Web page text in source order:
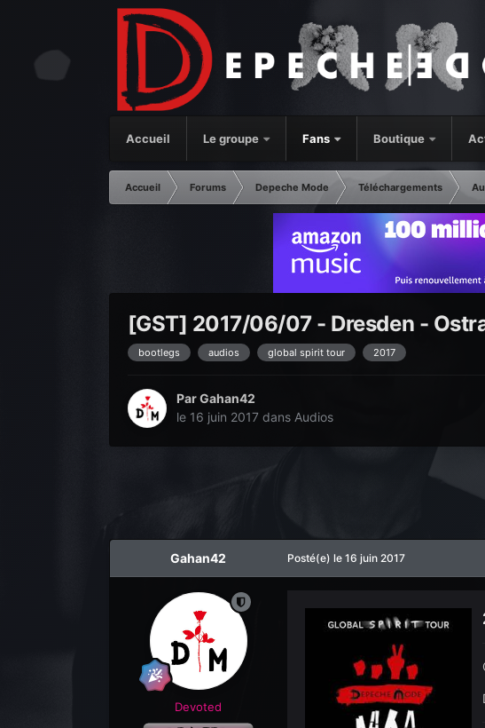
Accueil Le groupe Fans Boutique
Accueil Forums Depeche Mode Téléchargements
[GST] 2017/06/07 - Dresden -
bootlegs audios global spirit tour 2017
ParGahan42
le 16 juin 2017 dans Audios
Gahan42
Devoted
Posté(e) le 16 juin 2017